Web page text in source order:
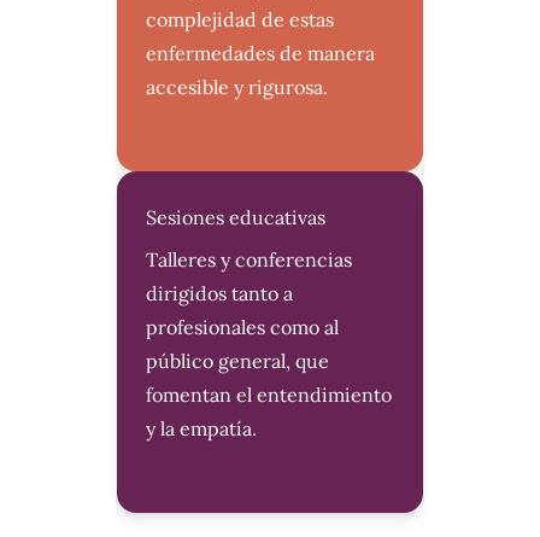
complejidad de estas
enfermedades de manera
accesible y rigurosa.
Sesiones educativas
Talleres y conferencias
dirigidos tanto a
profesionales como al
público general, que
fomentan el entendimiento
y la empatía.